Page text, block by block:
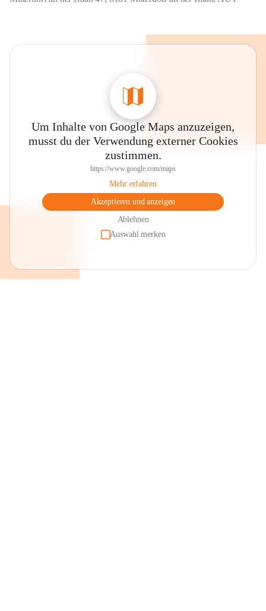
Um Inhalte von Google Maps anzuzeigen,
musst du der Verwendung externer Cookies
zustimmen.
https://www.google.com/maps
Mehr erfahren
Akzeptieren und anzeigen
Ablehnen
Auswahl merken